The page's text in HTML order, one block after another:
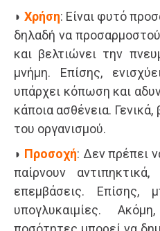
◗ Χρήση: Είναι φυτό
δηλαδή να
και βελτιώνει την
μνήμη. Επίσης,
υπάρχει κόπωση και
κάποια ασθένεια.
του οργανισμού.
◗ Προσοχή: Δεν πρέπει
παίρνουν
επεμβάσεις. Επίσης,
υπογλυκαιμίες.